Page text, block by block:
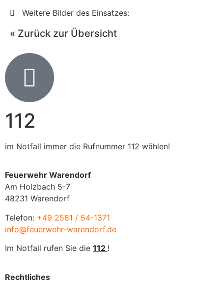
Weitere Bilder des Einsatzes:
« Zurück zur Übersicht
112
im Notfall immer die Rufnummer 112 wählen!
Feuerwehr Warendorf
Am Holzbach 5-7
48231 Warendorf
Telefon: +49 2581 / 54-1371
info@feuerwehr-warendorf.de
Im Notfall rufen Sie die 112 !
Rechtliches